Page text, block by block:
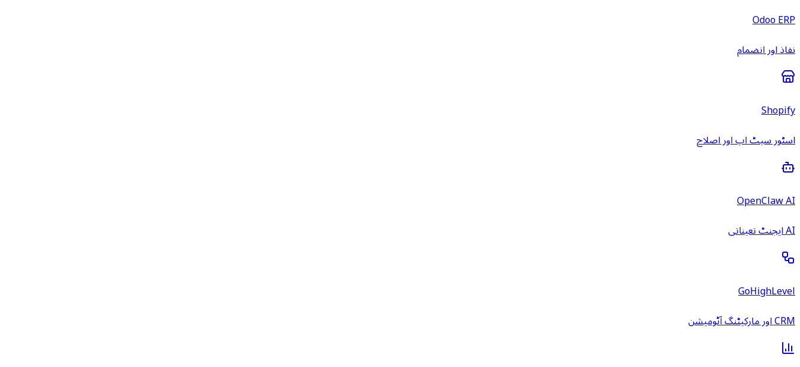
Odoo ERP
نفاذ اور انضمام
Shopify
اسٹور سیٹ اپ اور اصلاح
OpenClaw AI
AI ایجنٹ تعیناتی
GoHighLevel
CRM اور مارکیٹنگ آٹومیشن